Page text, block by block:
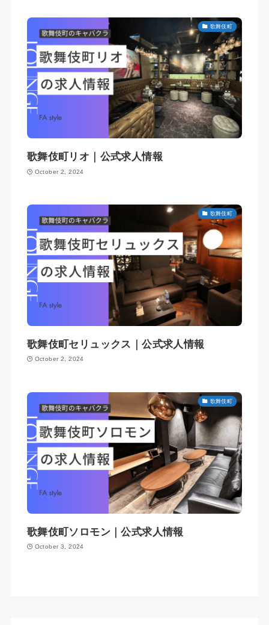
歌舞伎町
歌舞伎町リオ｜公式求人情報
October 2, 2024
歌舞伎町
歌舞伎町セリュックス｜公式求人情報
October 2, 2024
歌舞伎町
歌舞伎町ソロモン｜公式求人情報
October 3, 2024